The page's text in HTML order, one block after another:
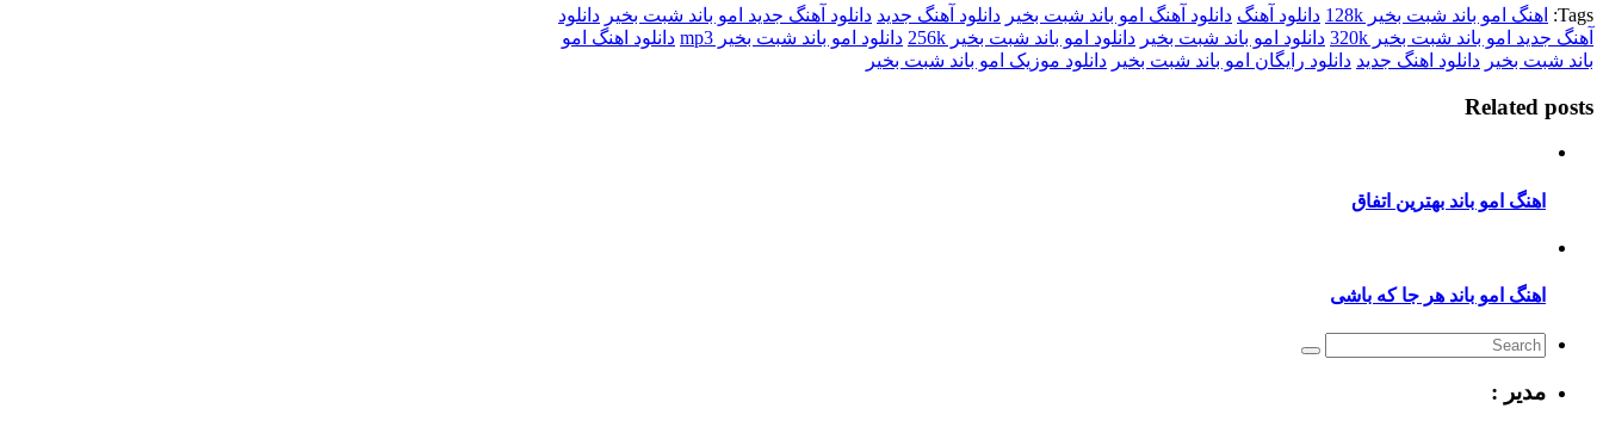
Tags: اهنگ امو باند شبت بخیر 128k دانلود آهنگ دانلود آهنگ امو باند شبت بخیر دانلود آهنگ جدید دانلود آهنگ جدید امو باند شبت بخیر دانلود
آهنگ جدید امو باند شبت بخیر 320k
دانلود امو باند شبت بخیر دانلود امو باند شبت بخیر 256k دانلود امو باند شبت بخیر mp3
دانلود اهنگ امو
باند شبت بخیر دانلود اهنگ جدید دانلود رایگان امو باند شبت بخیر دانلود موزیک امو باند شبت بخیر
Related posts
اهنگ امو باند بهترین اتفاق
اهنگ امو باند هر جا که باشی
مدیر :